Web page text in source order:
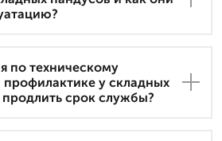
по техническому
у складных
срок службы?